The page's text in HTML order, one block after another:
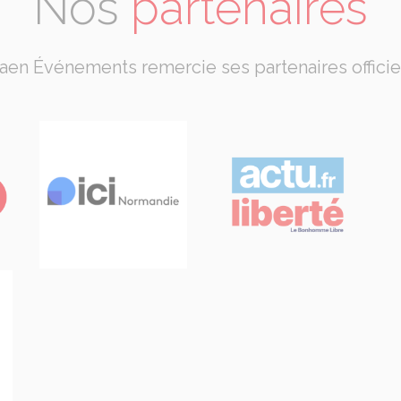
Événements remercie ses partenaires